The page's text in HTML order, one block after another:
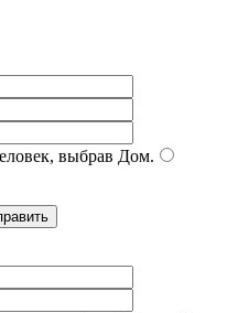
выбрав Дом.